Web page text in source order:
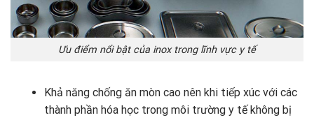
Ưu điểm nổi bật của inox trong lĩnh vực y tế
Khả năng chống ăn mòn cao nên khi tiếp xúc với các
thành phần hóa học trong môi trường y tế không bị